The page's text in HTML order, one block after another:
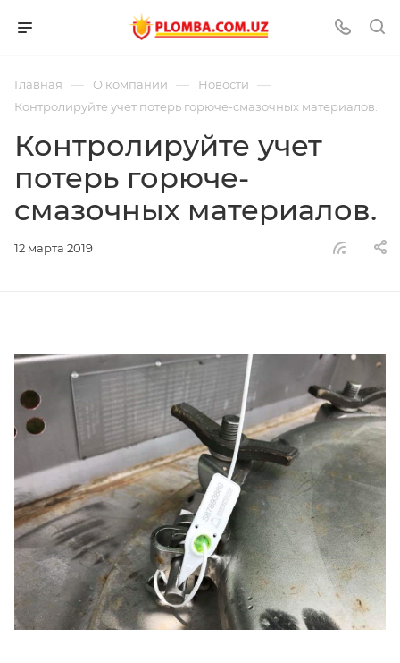
Главная — О компании — Новости —
Контролируйте учет потерь горюче-смазочных материалов.
Контролируйте учет
потерь горюче-
смазочных материалов.
12 марта 2019